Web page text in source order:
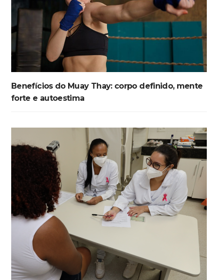
Benefícios do Muay Thay: corpo definido, mente
forte e autoestima